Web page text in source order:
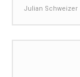
Julian Schweizer